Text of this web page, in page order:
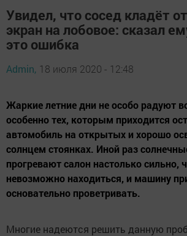
Увидел, что сосед кладёт
экран на лобовое: сказал
это ошибка
Admin, 18 июля 2020 - 12:48
Жаркие летние дни не особо радуют
особенно тех, которым приходится
автомобиль на открытых и хорошо
солнцем стоянках. Иной раз
прогревают салон настолько сильно,
невозможно находиться, и машину
основательно проветривать.
Многие надеются решить данную